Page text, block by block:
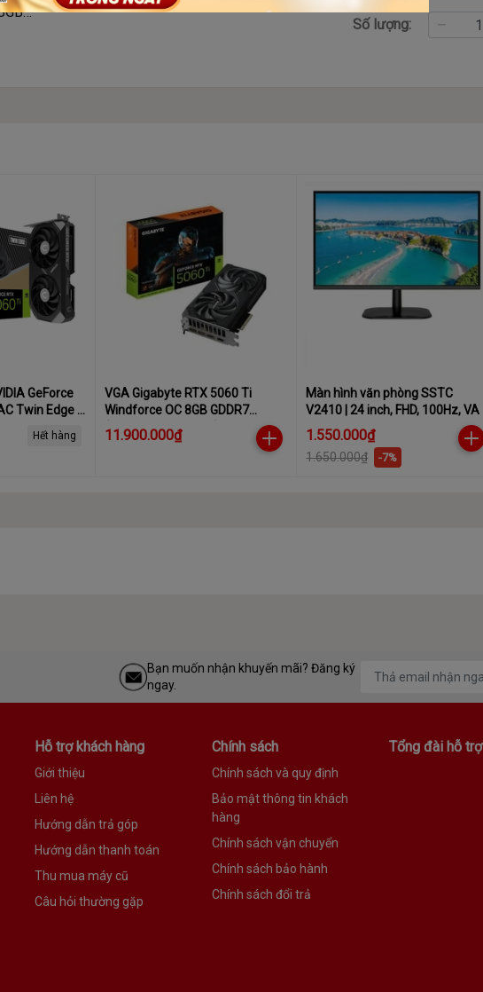
Số lượng:
GeForce
Twin Edge |
CUDA, 600W
Hết hàng
VGA Gigabyte RTX 5060 Ti
Windforce OC 8GB GDDR7
(N506TWF2OC-8GD)
11.900.000₫
Màn hình văn phòng SSTC
V2410 | 24 inch, FHD, 100Hz, VA
1.550.000₫
1.650.000₫ -7%
Bạn muốn nhận khuyến mãi? Đăng ký
ngay.
Hỗ trợ khách hàng
Giới thiệu
Liên hệ
Hướng dẫn trả góp
Hướng dẫn thanh toán
Thu mua máy cũ
Câu hỏi thường gặp
Chính sách
Chính sách và quy định
Bảo mật thông tin khách
hàng
Chính sách vận chuyển
Chính sách bảo hành
Chính sách đổi trả
Tổng đài hỗ trợ